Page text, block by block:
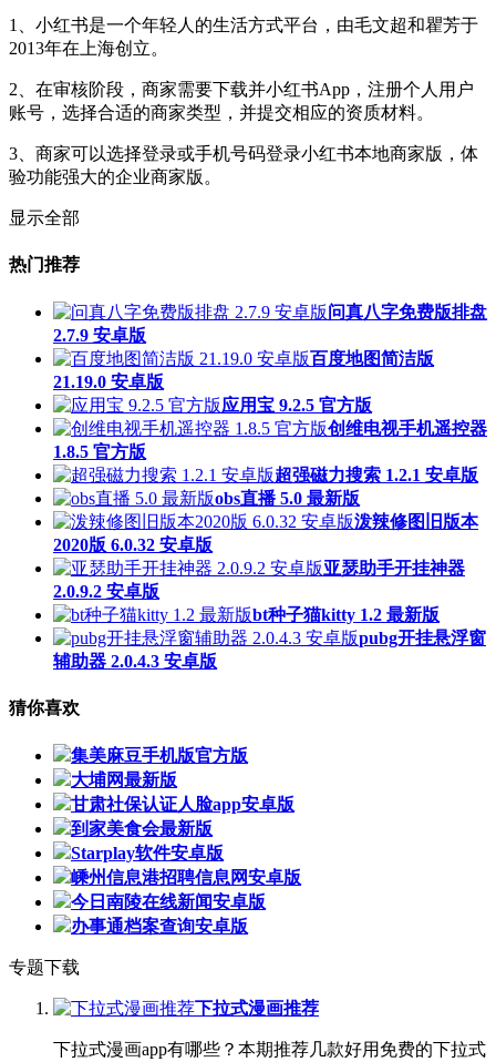
1、小红书是一个年轻人的生活方式平台，由毛文超和瞿芳于
2013年在上海创立。
2、在审核阶段，商家需要下载并小红书App，注册个人用户
账号，选择合适的商家类型，并提交相应的资质材料。
3、商家可以选择登录或手机号码登录小红书本地商家版，体
验功能强大的企业商家版。
显示全部
热门推荐
问真八字免费版排盘
2.7.9 安卓版
百度地图简洁版
21.19.0 安卓版
应用宝 9.2.5 官方版
创维电视手机遥控器
1.8.5 官方版
超强磁力搜索 1.2.1 安卓版
obs直播 5.0 最新版
泼辣修图旧版本
2020版 6.0.32 安卓版
亚瑟助手开挂神器
2.0.9.2 安卓版
bt种子猫kitty 1.2 最新版
pubg开挂悬浮窗
辅助器 2.0.4.3 安卓版
猜你喜欢
集美麻豆手机版官方版
大埔网最新版
甘肃社保认证人脸app安卓版
到家美食会最新版
Starplay软件安卓版
嵊州信息港招聘信息网安卓版
今日南陵在线新闻安卓版
办事通档案查询安卓版
专题下载
下拉式漫画推荐
下拉式漫画app有哪些？本期推荐几款好用免费的下拉式